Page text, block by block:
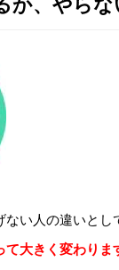
か、やら
い人の違いとし
大きく変わりま